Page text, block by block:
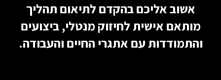
אשוב אליכם בהקדם לתיאום תהליך
מותאם אישית לחיזוק מנטלי, ביצועים
והתמודדות עם אתגרי החיים והעבודה.